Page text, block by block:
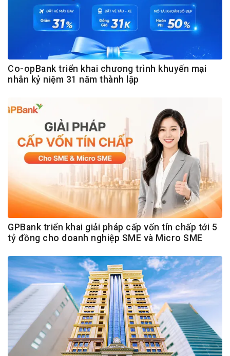
Co-opBank triển khai chương trình khuyến mại
nhân kỷ niệm 31 năm thành lập
GPBank triển khai giải pháp cấp vốn tín chấp tới 5
tỷ đồng cho doanh nghiệp SME và Micro SME